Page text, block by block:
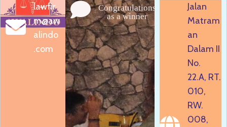
lawfir
m@aw
alindo
.com
Congratulations
as a winner
Jalan
Matram
an
Dalam II
No.
22.A, RT.
010,
RW.
008,